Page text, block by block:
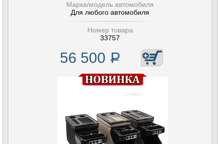
Марка/модель автомобиля
Для любого автомобиля
Номер товара
33757
56 500 Р